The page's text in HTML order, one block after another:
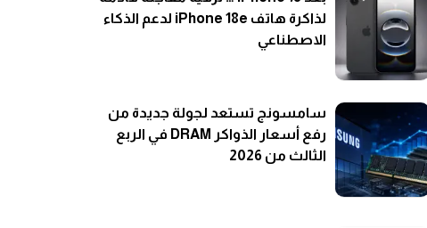
لذاكرة هاتف iPhone 18e لدعم الذكاء
الاصطناعي
سامسونج تستعد لجولة جديدة من
رفع أسعار الذواكر DRAM في الربع
الثالث من 2026